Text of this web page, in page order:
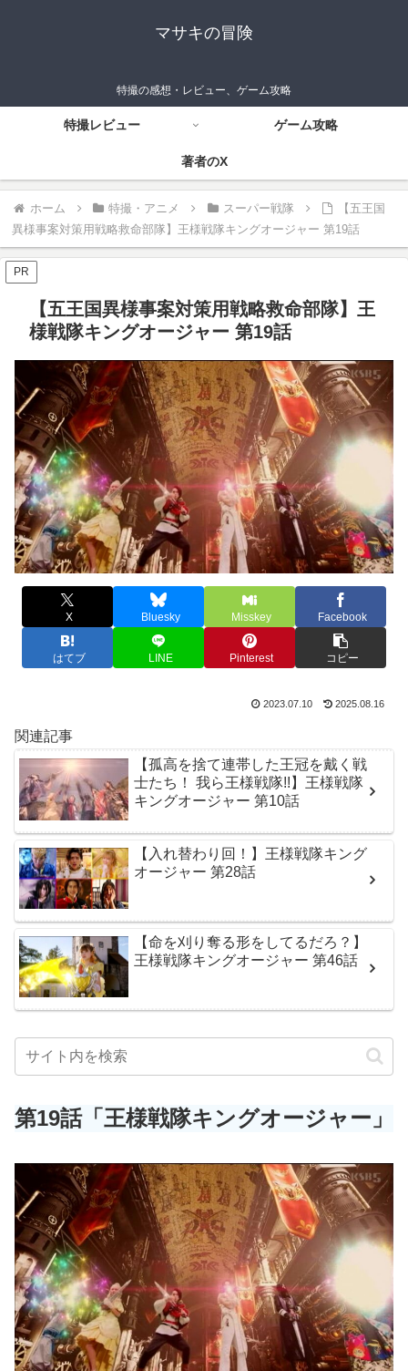
マサキの冒険
特撮の感想・レビュー、ゲーム攻略
特撮レビュー ゲーム攻略
著者のX
ホーム 特撮・アニメ スーパー戦隊
【五王国
異様事案対策用戦略救命部隊】王様戦隊キングオージャー 第19話
PR
【五王国異様事案対策用戦略救命部隊】王
様戦隊キングオージャー 第19話
X Bluesky Misskey Facebook
はてブ LINE Pinterest コピー
2023.07.10 2025.08.16
関連記事
【孤高を捨て連帯した王冠を戴く戦
士たち！ 我ら王様戦隊!!】王様戦隊
キングオージャー 第10話
【入れ替わり回！】王様戦隊キング
オージャー 第28話
【命を刈り奪る形をしてるだろ？】
王様戦隊キングオージャー 第46話
第19話「王様戦隊キングオージャー」